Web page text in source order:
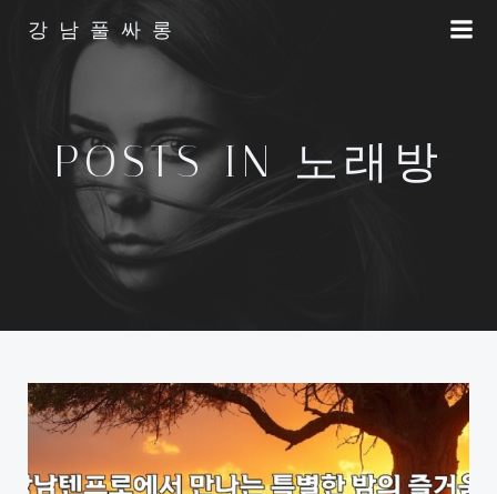
강남풀싸롱
POSTS IN 노래방